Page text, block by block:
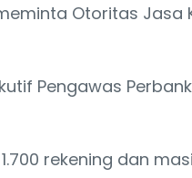
Otoritas Jasa
Pengawas
rekening dan